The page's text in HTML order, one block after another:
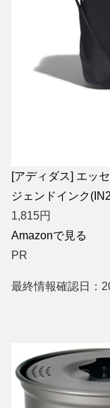
[アディダス] エッ
ジェンドインク
1,815円
Amazonで見る
PR
最終情報確認日：